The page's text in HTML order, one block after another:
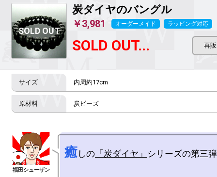
炭ダイヤのバングル
￥3,981 オーダーメイド ラッピング対応
SOLD OUT...
内周約17cm
炭ビーズ
癒しの 「炭ダイヤ」 シリーズの第三